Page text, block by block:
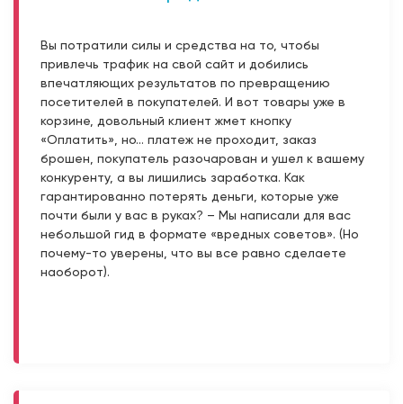
Вы потратили силы и средства на то, чтобы
привлечь трафик на свой сайт и добились
впечатляющих результатов по превращению
посетителей в покупателей. И вот товары уже в
корзине, довольный клиент жмет кнопку
«Оплатить», но… платеж не проходит, заказ
брошен, покупатель разочарован и ушел к вашему
конкуренту, а вы лишились заработка. Как
гарантированно потерять деньги, которые уже
почти были у вас в руках? – Мы написали для вас
небольшой гид в формате «вредных советов». (Но
почему-то уверены, что вы все равно сделаете
наоборот).